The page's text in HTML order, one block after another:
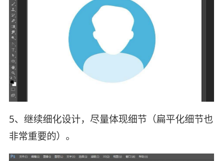
5、继续细化设计，尽量体现细节（扁平化细节也
非常重要的）。